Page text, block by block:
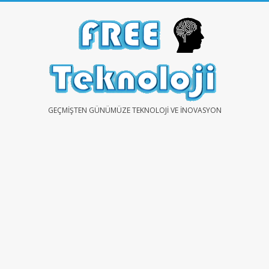
FREEGEÇMIŞTEN GÜNÜMÜZE TEKNOLOJI VE İNOVASYON